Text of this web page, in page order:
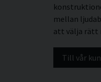
mellan
att välja rätt
Till vår